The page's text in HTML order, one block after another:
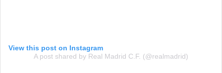
View this post on Instagram
A post shared by Real Madrid C.F. (@realmadrid)